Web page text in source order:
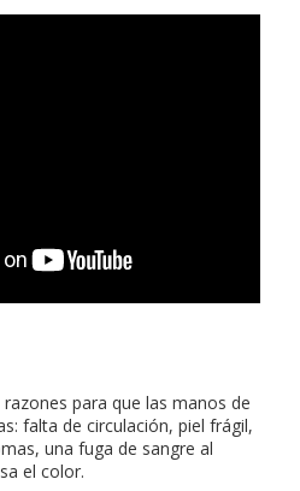
para que las manos de
falta de circulación, piel frágil,
una fuga de sangre al
el color.